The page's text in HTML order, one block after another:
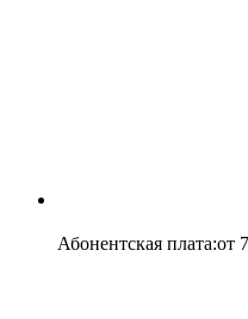
Абонентская плата:от